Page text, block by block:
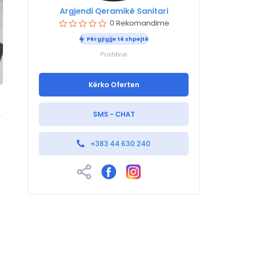
Argjendi Qeramikë Sanitari
0 Rekomandime
Përgjigjje të shpejtë
Prishtinë
Kërko Oferten
SMS - CHAT
+383 44 630 240